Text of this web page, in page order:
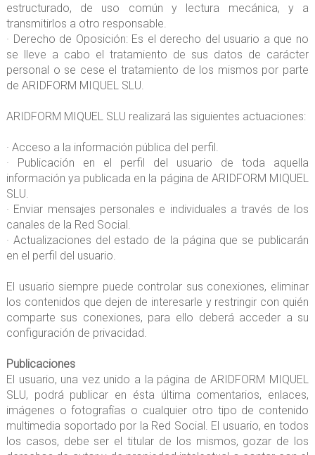
estructurado, de uso común y lectura mecánica, y a
transmitirlos a otro responsable.
· Derecho de Oposición: Es el derecho del usuario a que no
se lleve a cabo el tratamiento de sus datos de carácter
personal o se cese el tratamiento de los mismos por parte
de ARIDFORM MIQUEL SLU.
ARIDFORM MIQUEL SLU realizará las siguientes actuaciones:
· Acceso a la información pública del perfil.
· Publicación en el perfil del usuario de toda aquella
información ya publicada en la página de ARIDFORM MIQUEL
SLU.
· Enviar mensajes personales e individuales a través de los
canales de la Red Social.
· Actualizaciones del estado de la página que se publicarán
en el perfil del usuario.
El usuario siempre puede controlar sus conexiones, eliminar
los contenidos que dejen de interesarle y restringir con quién
comparte sus conexiones, para ello deberá acceder a su
configuración de privacidad.
Publicaciones
El usuario, una vez unido a la página de ARIDFORM MIQUEL
SLU, podrá publicar en ésta última comentarios, enlaces,
imágenes o fotografías o cualquier otro tipo de contenido
multimedia soportado por la Red Social. El usuario, en todos
los casos, debe ser el titular de los mismos, gozar de los